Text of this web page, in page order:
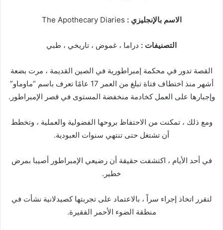
الاسم بالإنجليزي :
التصنيفات : دراما ، غموض ، تاريخي ، طبي
القصة تدور في محكمة إمبراطورية في الصين القديمة ، مرت بضعة
أشهر منذ اختطاف فتاة تبلغ من العمر 17 عامًا تعرف باسم “ماوماو”
وإجبارها على العمل كخادمة منخفضة المستوى في قصر الإمبراطور.
ومع ذلك ، تمكنت من الاحتفاظ بروحها الفضولية والعملية ، وتخطط
أن تشتغل حتى تنتهي سنوات العبودية.
في أحد الأيام ، اكتشفت حقيقة أن رضيعي الإمبراطور أصيبا بمرض
خطير.
لتقرر اتخاذ إجراء سراً ، بالاعتماد على تجربتها كصيدلانية نشأت في
منطقة الضوء الأحمر الفقيرة.